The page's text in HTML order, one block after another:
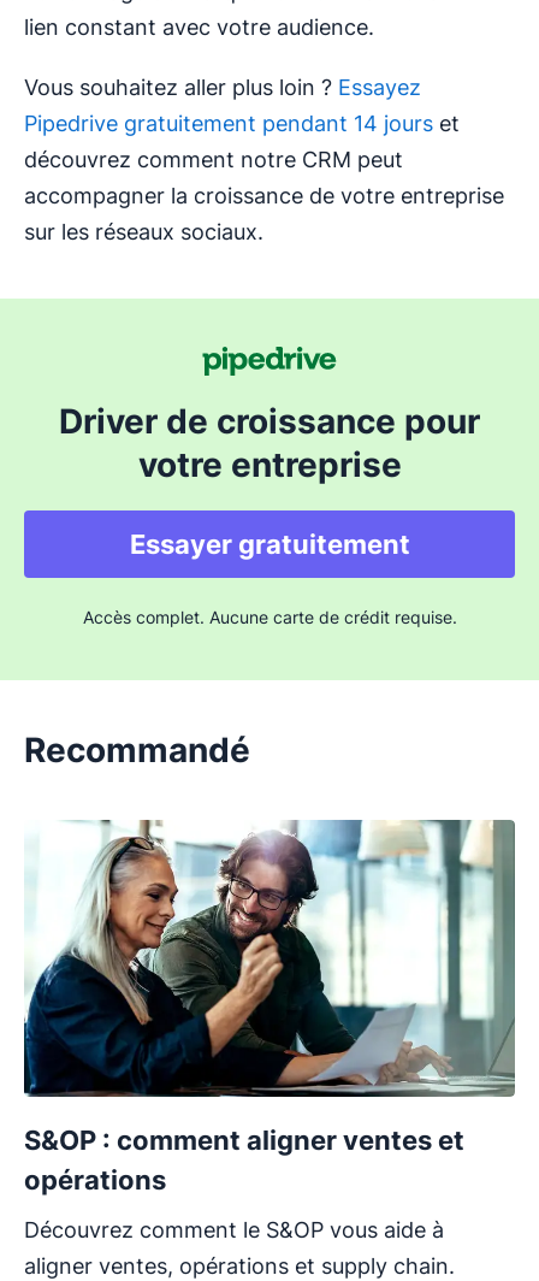
lien constant avec votre audience.
Vous souhaitez aller plus loin ? Essayez
Pipedrive gratuitement pendant 14 jours et
découvrez comment notre CRM peut
accompagner la croissance de votre entreprise
sur les réseaux sociaux.
Driver de croissance pour
votre entreprise
Essayer gratuitement
Accès complet. Aucune carte de crédit requise.
Recommandé
S&OP : comment aligner ventes et
opérations
Découvrez comment le S&OP vous aide à
aligner ventes, opérations et supply chain.